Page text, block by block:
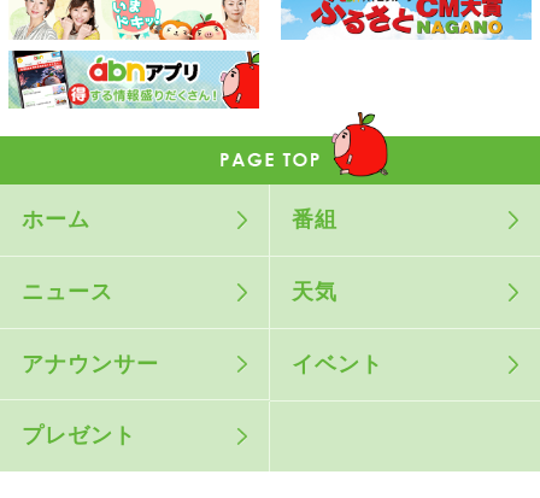
ホーム 番組
ニュース 天気
アナウンサー イベント
プレゼント